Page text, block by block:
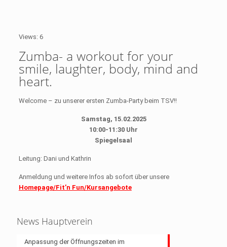
Views: 6
Zumba- a workout for your
smile, laughter, body, mind and
heart.
Welcome – zu unserer ersten Zumba-Party beim TSV!!
Samstag, 15.02.2025
10:00-11:30 Uhr
Spiegelsaal
Leitung: Dani und Kathrin
Anmeldung und weitere Infos ab sofort über unsere
Homepage/Fit’n Fun/Kursangebote
News Hauptverein
Anpassung der Öffnungszeiten im